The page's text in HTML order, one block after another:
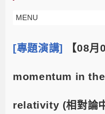
MENU
[專題演講] 【08
momentum in
relativity (相對論